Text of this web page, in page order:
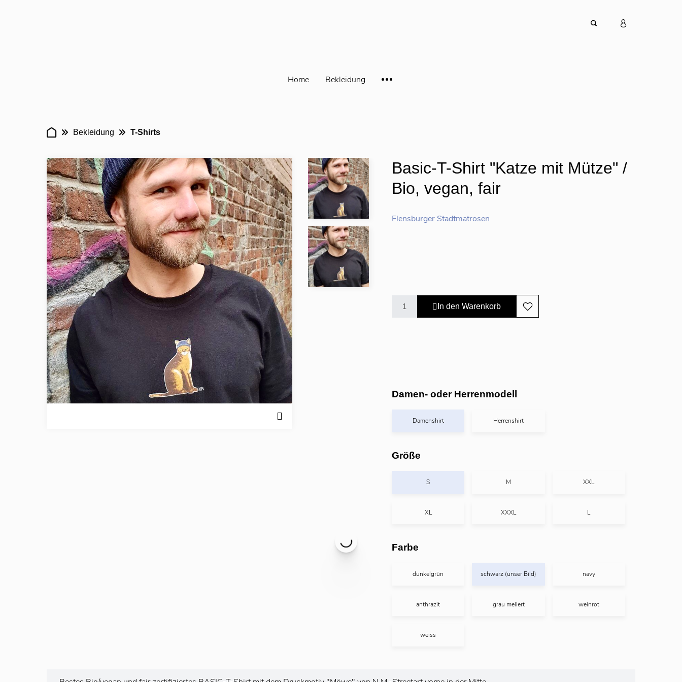
Home Bekleidung
Bekleidung T-Shirts
Basic-T-Shirt "Katze mit Mütze" /
Bio, vegan, fair
Flensburger Stadtmatrosen
In den Warenkorb
Damen- oder Herrenmodell
Damenshirt Herrenshirt
Größe
S M XXL
XL XXXL L
Farbe
dunkelgrün schwarz (unser Bild) navy
anthrazit grau meliert weinrot
weiss